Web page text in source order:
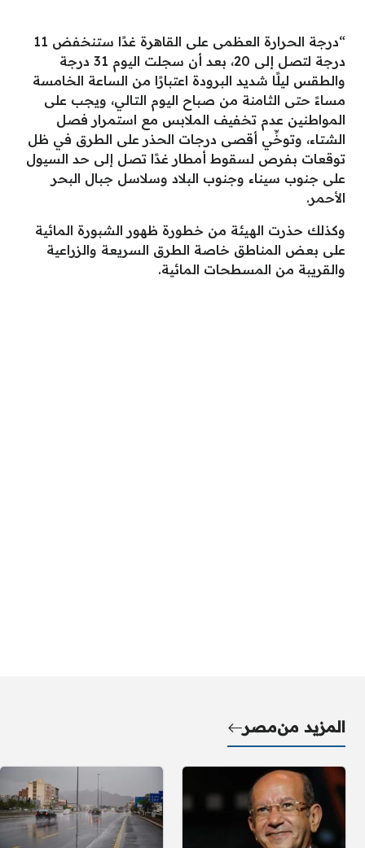
“درجة الحرارة العظمى على القاهرة غدًا ستنخفض 11
درجة لتصل إلى 20، بعد أن سجلت اليوم 31 درجة
والطقس ليلًا شديد البرودة اعتبارًا من الساعة الخامسة
مساءً حتى الثامنة من صباح اليوم التالي، ويجب على
المواطنين عدم تخفيف الملابس مع استمرار فصل
الشتاء، وتوخِّي أقصى درجات الحذر على الطرق في ظل
توقعات بفرص لسقوط أمطار غدًا تصل إلى حد السيول
على جنوب سيناء وجنوب البلاد وسلاسل جبال البحر
الأحمر.
وكذلك حذرت الهيئة من خطورة ظهور الشبورة المائية
على بعض المناطق خاصة الطرق السريعة والزراعية
والقريبة من المسطحات المائية.
المزيد منمصر